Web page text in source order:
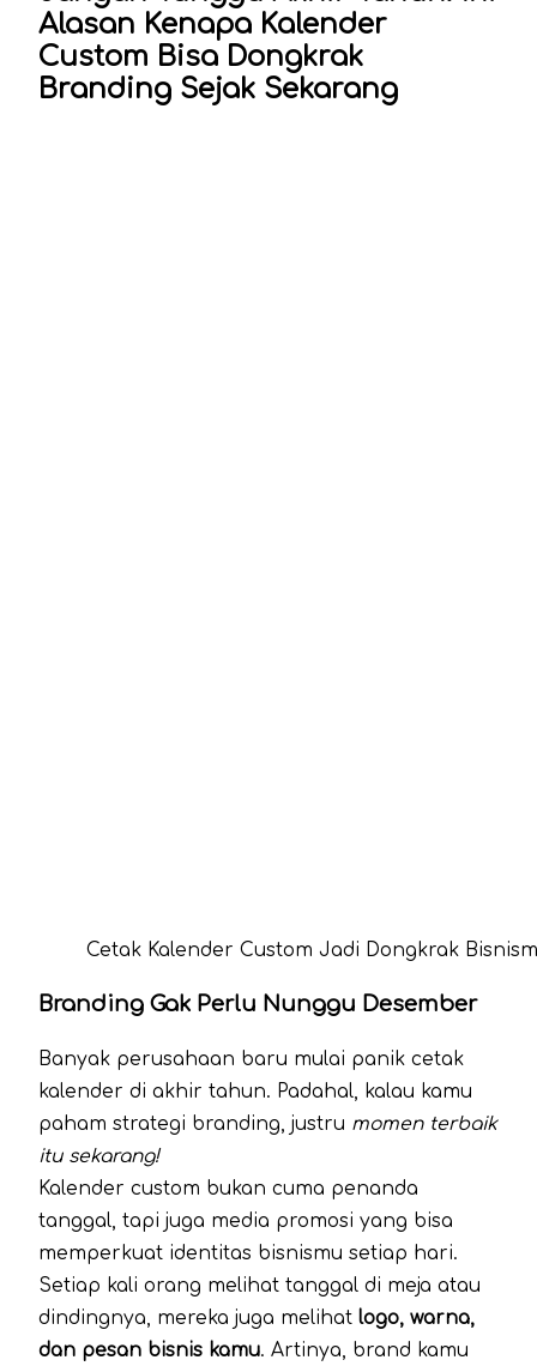
Alasan Kenapa Kalender
Custom Bisa Dongkrak
Branding Sejak Sekarang
Cetak Kalender Custom Jadi Dongkrak
Branding Gak Perlu Nunggu Desember
Banyak perusahaan baru mulai panik cetak
kalender di akhir tahun. Padahal, kalau kamu
paham strategi branding, justru momen terbaik
itu sekarang!
Kalender custom bukan cuma penanda
tanggal, tapi juga media promosi yang bisa
memperkuat identitas bisnismu setiap hari.
Setiap kali orang melihat tanggal di meja atau
dindingnya, mereka juga melihat logo, warna,
dan pesan bisnis kamu. Artinya, brand kamu